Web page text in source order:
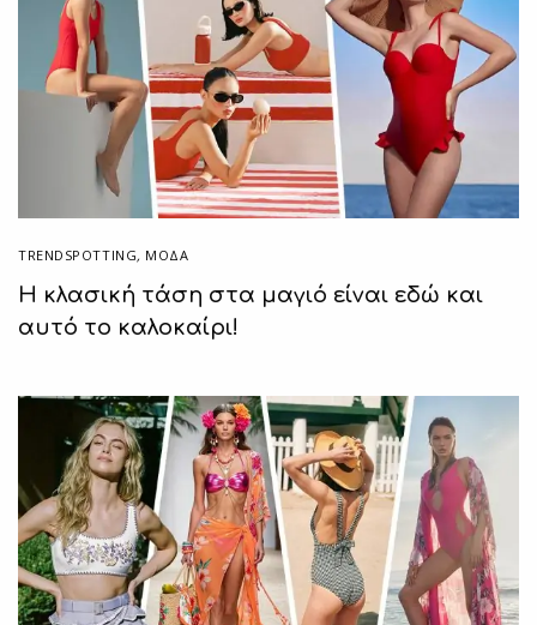
TRENDSPOTTING, ΜΟΔΑ
Η κλασική τάση στα μαγιό είναι εδώ και
αυτό το καλοκαίρι!